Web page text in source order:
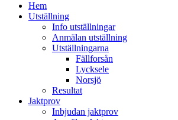
Hem
Utställning
Info utställningar
Anmälan utställning
Utställningarna
Fällforsån
Lycksele
Norsjö
Resultat
Jaktprov
Inbjudan jaktprov